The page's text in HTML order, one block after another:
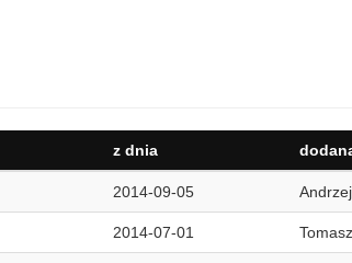
z dnia
2014-09-05 Andrzej
2014-07-01 Tomasz